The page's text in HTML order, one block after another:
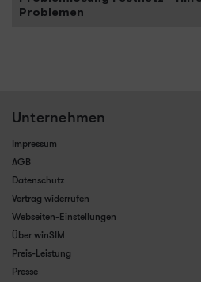
Problemen
Unternehmen
Impressum
AGB
Datenschutz
Vertrag widerrufen
Webseiten-Einstellungen
Über winSIM
Preis-Leistung
Presse